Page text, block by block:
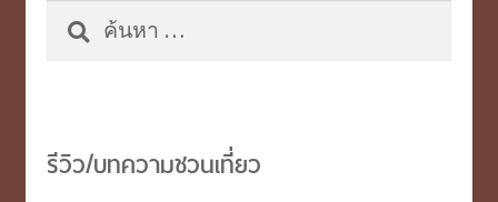
ค้นหา
สำหรับ:
รีวิว/บทความชวนเที่ยว